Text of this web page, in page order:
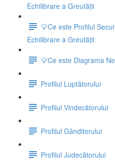
Echilibrare a Greutății
💡Ce este Profilul
Echilibrare a Greutății
💡Ce este Diagrama
Profilul Luptătorului
Profilul Vindecătorului
Profilul Gânditorului
Profilul Judecătorului